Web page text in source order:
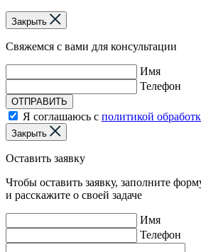
Закрыть
Свяжемся с вами для консультации
Имя
Телефон
ОТПРАВИТЬ
Я соглашаюсь с политикой
Закрыть
Оставить заявку
Чтобы оставить заявку, заполните
и расскажите о своей задаче
Имя
Телефон